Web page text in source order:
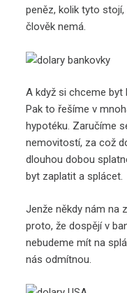
peněz, kolik tyto
člověk nemá.
A když si chceme byt
Pak to řešíme v
hypotéku. Zaručíme
nemovitostí, za což
dlouhou dobou
byt zaplatit a splácet.
Jenže někdy nám na
proto, že dospějí v
nebudeme mít na
nás odmítnou.